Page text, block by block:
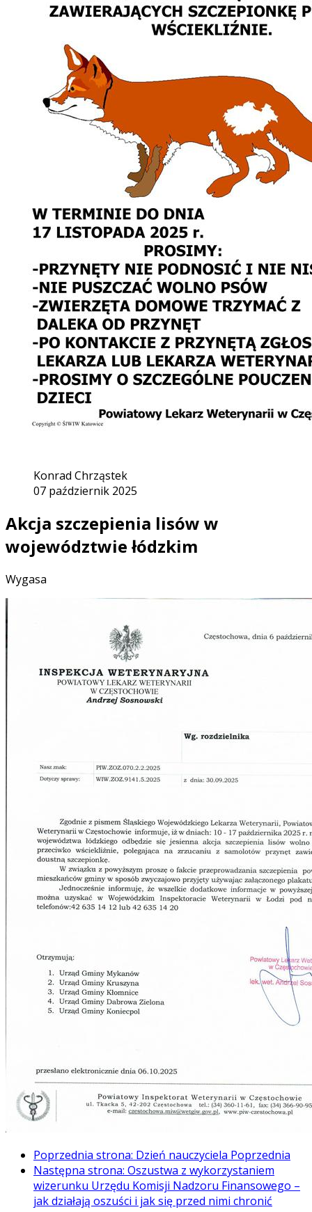
Konrad Chrząstek
07 październik 2025
Akcja szczepienia lisów w
województwie łódzkim
Wygasa
Poprzednia strona: Dzień nauczyciela Poprzednia
Następna strona: Oszustwa z wykorzystaniem
wizerunku Urzędu Komisji Nadzoru Finansowego –
jak działają oszuści i jak się przed nimi chronić